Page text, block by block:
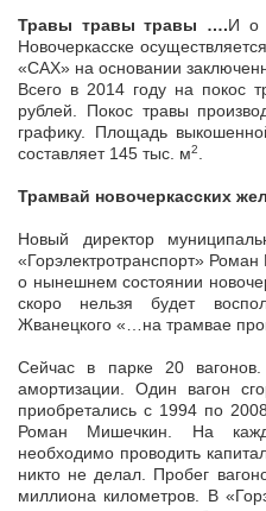
Травы травы травы ….И о
Новочеркасске
«САХ» на основании
Всего в 2014 году на покос
рублей. Покос травы
графику. Площадь
составляет 145 тыс. м2
Трамвай новочеркасских
Новый директор
«Горэлектротранспорт»
о нынешнем состоянии
скоро нельзя будет
Жванецкого «…на трамвае
Сейчас в парке 20
амортизации. Один вагон
приобретались с 1994 по
Роман Мишечкин. На
необходимо проводить
никто не делал. Пробег
миллиона километров. В